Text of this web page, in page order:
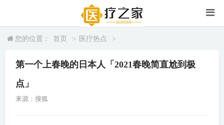
您的位置： 首页 > 医疗热点 >
第一个上春晚的日本人「2021春晚简直尬到极
点」
来源：搜狐